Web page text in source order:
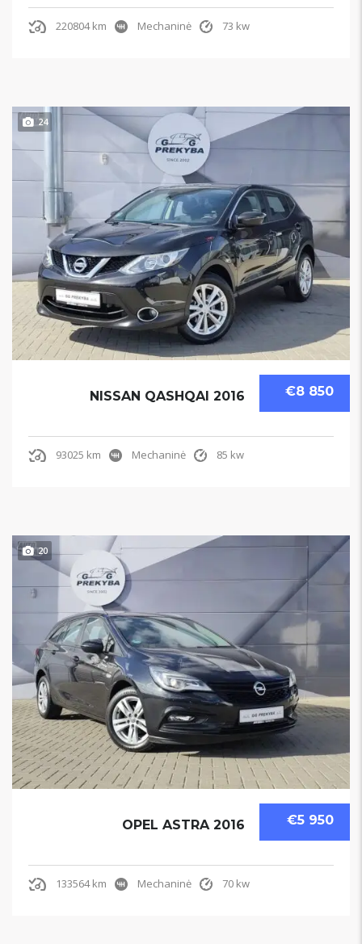
220804 km Mechaninė 73 kw
24
€8 850
NISSAN QASHQAI 2016
93025 km Mechaninė 85 kw
20
€5 950
OPEL ASTRA 2016
133564 km Mechaninė 70 kw